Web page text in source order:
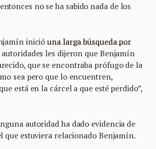
no se ha sabido nada de los
inicióuna larga búsqueda por
autoridades les dijeron que Benjamín
que se encontraba prófugo de la
sea pero que lo encuentren,
está en la cárcel a que esté perdido”,
autoridad ha dado evidencia de
que estuviera relacionado Benjamín.